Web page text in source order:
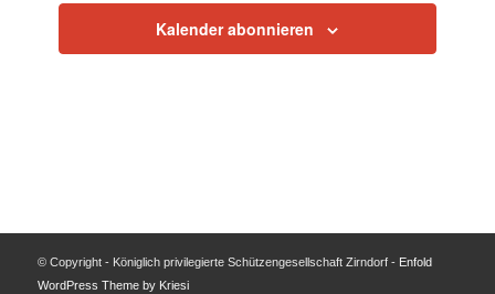
Kalender abonnieren
© Copyright - Königlich privilegierte Schützengesellschaft Zirndorf - Enfold
WordPress Theme by Kriesi